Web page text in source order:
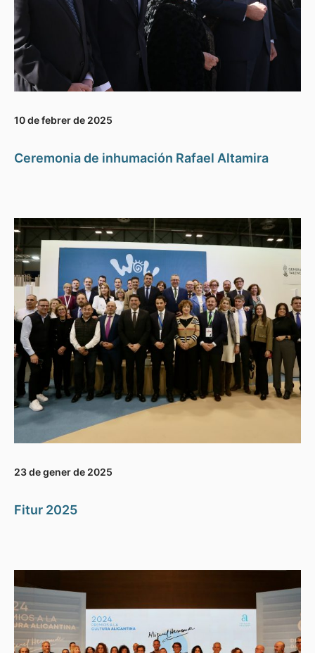
10 de febrer de 2025
Ceremonia de inhumación Rafael Altamira
23 de gener de 2025
Fitur 2025